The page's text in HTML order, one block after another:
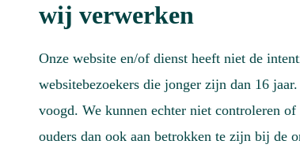
wij verwerken
Onze website en/of dienst heeft niet de
websitebezoekers die jonger zijn dan 16
voogd. We kunnen echter niet controleren
ouders dan ook aan betrokken te zijn bij de